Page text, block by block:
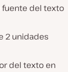
fuente del texto
2 unidades
del texto en